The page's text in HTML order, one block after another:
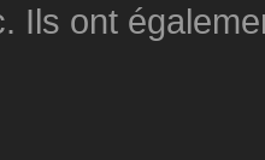
Ils ont